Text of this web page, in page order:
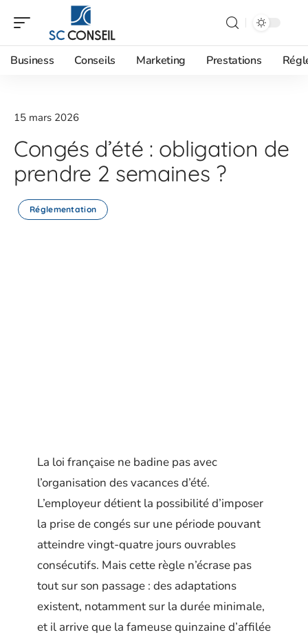
Business Conseils Marketing Prestations
15 mars 2026
Congés d’été : obligation de
prendre 2 semaines ?
Réglementation
La loi française ne badine pas avec
l’organisation des vacances d’été.
L’employeur détient la possibilité d’imposer
la prise de congés sur une période pouvant
atteindre vingt-quatre jours ouvrables
consécutifs. Mais cette règle n’écrase pas
tout sur son passage : des adaptations
existent, notamment sur la durée minimale,
et il arrive que la fameuse quinzaine d’affilée